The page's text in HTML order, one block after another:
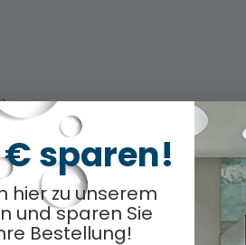
sparen!
hier zu unserem
und sparen Sie
Bestellung!